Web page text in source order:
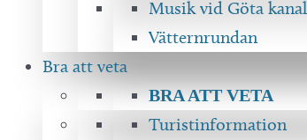
Musik vid Göta kanal
Vätternrundan
Bra att veta
BRA ATT VETA
Turistinformation